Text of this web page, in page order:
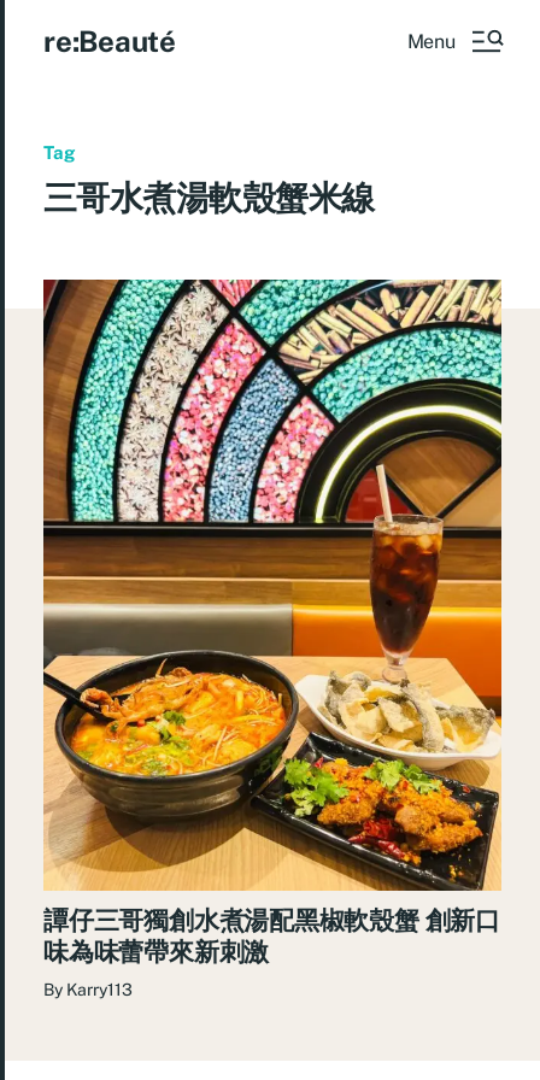
re:Beauté Menu
Tag
三哥水煮湯軟殼蟹米線
譚仔三哥獨創水煮湯配黑椒軟殼蟹 創新口
味為味蕾帶來新刺激
By Karry113